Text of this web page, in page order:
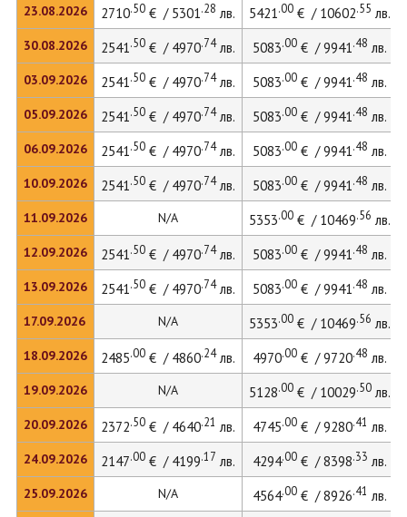
23.08.2026
30.08.2026
03.09.2026
05.09.2026
06.09.2026
10.09.2026
11.09.2026
12.09.2026
13.09.2026
17.09.2026
18.09.2026
19.09.2026
20.09.2026
24.09.2026
25.09.2026
2710.50€ / 5301.28 лв. 5421.00€ / 10602.55 лв.
2541.50€ / 4970.74лв. 5083.00€ / 9941.48 лв.
2541.50€ / 4970.74лв. 5083.00€ / 9941.48 лв.
2541.50€ / 4970.74лв. 5083.00€ / 9941.48 лв.
2541.50€ / 4970.74лв. 5083.00€ / 9941.48 лв.
2541.50€ / 4970.74лв. 5083.00€ / 9941.48 лв.
N/A 5353.00€ / 10469.56 лв.
2541.50€ / 4970.74лв. 5083.00€ / 9941.48 лв.
2541.50€ / 4970.74лв. 5083.00€ / 9941.48 лв.
N/A 5353.00€ / 10469.56 лв.
2485.00€ / 4860.24лв. 4970.00€ / 9720.48 лв.
N/A 5128.00€ / 10029.50лв.
2372.50€ / 4640.21 лв. 4745.00€ / 9280.41 лв.
2147.00€ / 4199.17 лв. 4294.00€ / 8398.33 лв.
N/A 4564.00€ / 8926.41 лв.